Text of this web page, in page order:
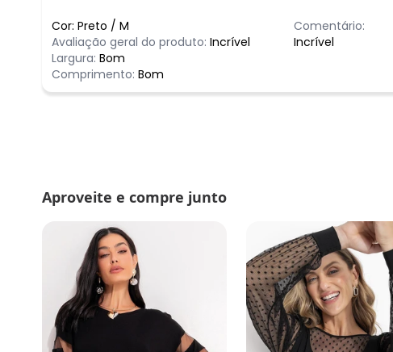
Cor: Preto / M
Avaliação geral do produto: Incrível
Largura: Bom
Comprimento: Bom
Comentário:
Incrível
Aproveite e compre junto